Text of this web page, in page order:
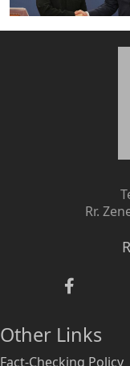
Rr.
Other Links
Fact-Checking Policy